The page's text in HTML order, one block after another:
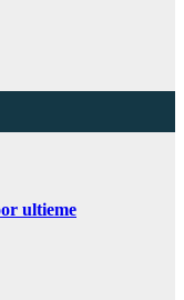
ultieme